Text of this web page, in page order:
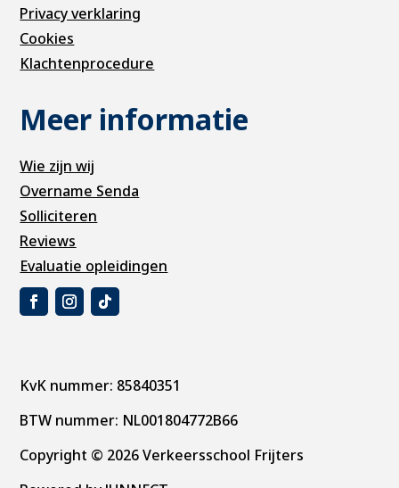
Privacy verklaring
Cookies
Klachtenprocedure
Meer informatie
Wie zijn wij
Overname Senda
Solliciteren
Reviews
Evaluatie opleidingen
KvK nummer: 85840351
BTW nummer: NL001804772B66
Copyright © 2026 Verkeersschool Frijters